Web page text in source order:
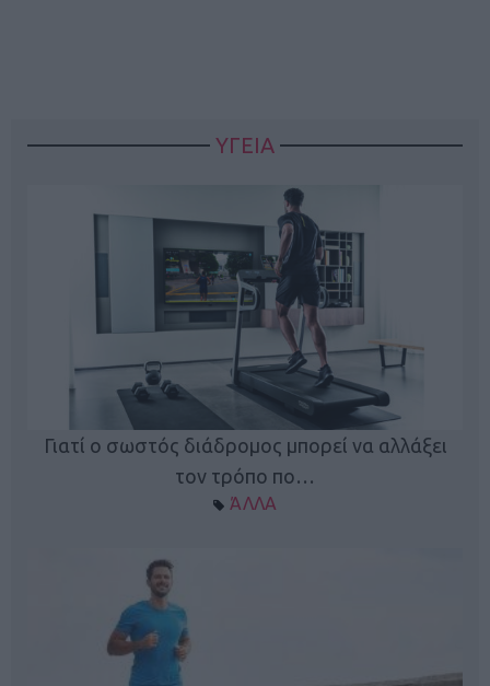
ΥΓΕΙΑ
Γιατί ο σωστός διάδρομος μπορεί να αλλάξει
τον τρόπο πο…
ΆΛΛΑ